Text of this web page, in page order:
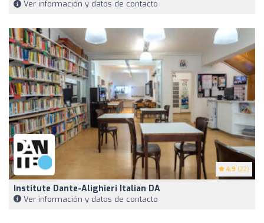
Ver información y datos de contacto
4.9 (22)
Institute Dante-Alighieri Italian DA
Ver información y datos de contacto